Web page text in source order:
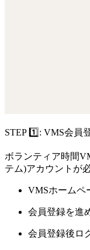
STEP 1️⃣: VMS会員
ボランティア時間
テム)アカウントが
VMSホームペ
会員登録を進
会員登録後ロ